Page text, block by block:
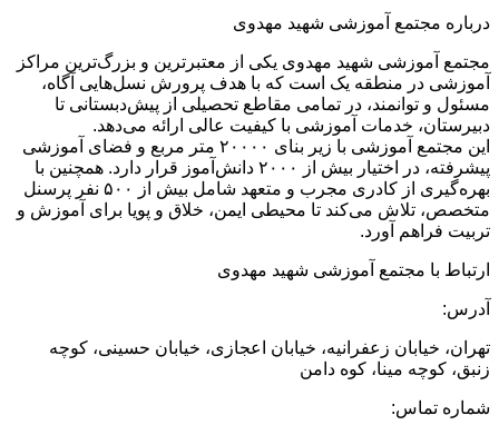
درباره مجتمع آموزشی شهید مهدوی
مجتمع آموزشی شهید مهدوی یکی از معتبرترین و بزرگ‌ترین مراکز
آموزشی در منطقه یک است که با هدف پرورش نسل‌هایی آگاه،
مسئول و توانمند، در تمامی مقاطع تحصیلی از پیش‌دبستانی تا
دبیرستان، خدمات آموزشی با کیفیت عالی ارائه می‌دهد.
این مجتمع آموزشی با زیر بنای ۲۰۰۰۰ متر مربع و فضای آموزشی
پیشرفته، در اختیار بیش از ۲۰۰۰ دانش‌آموز قرار دارد. همچنین با
بهره‌گیری از کادری مجرب و متعهد شامل بیش از ۵۰۰ نفر پرسنل
متخصص، تلاش می‌کند تا محیطی ایمن، خلاق و پویا برای آموزش و
تربیت فراهم آورد.
ارتباط با مجتمع آموزشی شهید مهدوی
آدرس:
تهران، خیابان زعفرانیه، خیابان اعجازی، خیابان حسینی، کوچه
زنبق، کوچه مینا، کوه دامن
شماره تماس: